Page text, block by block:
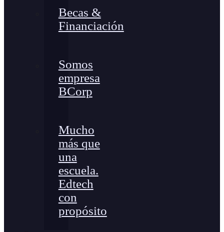
Becas &
Financiación
Somos
empresa
BCorp
Mucho
más que
una
escuela.
Edtech
con
propósito